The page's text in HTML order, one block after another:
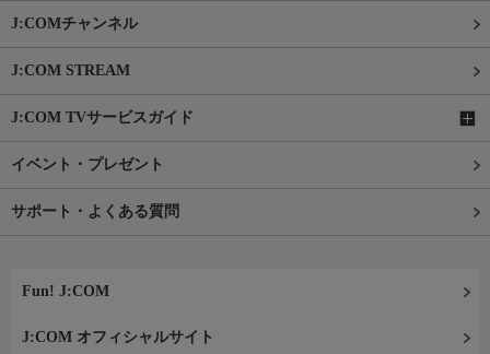
J:COMチャンネル
J:COM STREAM
J:COM TVサービスガイド
イベント・プレゼント
サポート・よくある質問
Fun! J:COM
J:COM オフィシャルサイト